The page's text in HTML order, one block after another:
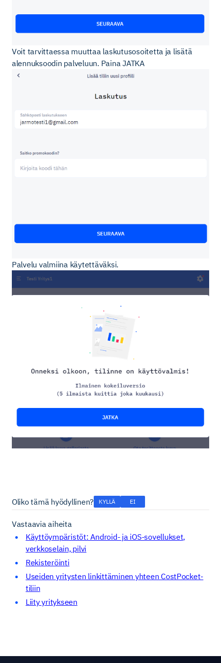
Voit tarvittaessa muuttaa laskutusosoitetta ja lisätä
alennuksoodin palveluun. Paina JATKA
Palvelu valmiina käytettäväksi.
Oliko tämä hyödyllinen? KYLLÄ EI
Vastaavia aiheita
Käyttöympäristöt: Android- ja iOS-sovellukset,
verkkoselain, pilvi
Rekisteröinti
Useiden yritysten linkittäminen yhteen CostPocket-
tiliin
Liity yritykseen